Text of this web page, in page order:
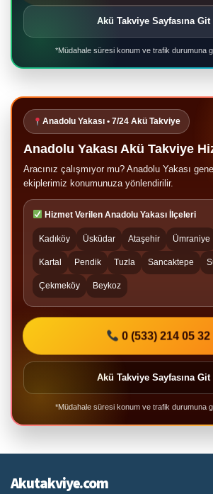
Akü Takviye Sayfasına
*Müdahale süresi konum ve trafik durumuna
Anadolu Yakası • 7/24 Akü Takviye
Anadolu Yakası Akü Takviye
Aracınız çalışmıyor mu? Anadolu Yakası
ekiplerimiz konumunuza yönlendirilir.
Hizmet Verilen Anadolu Yakası İlçeleri
Kadıköy Üsküdar Ataşehir Ümraniye
Kartal Pendik Tuzla Sancaktepe
Çekmeköy Beykoz
0 (533) 214 05 32
Akü Takviye Sayfasına
*Müdahale süresi konum ve trafik durumuna
Akutakviye.com